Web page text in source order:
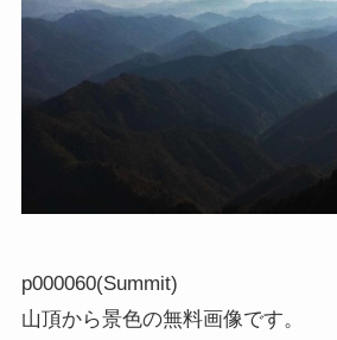
p000060(Summit)
山頂から景色の無料画像です。